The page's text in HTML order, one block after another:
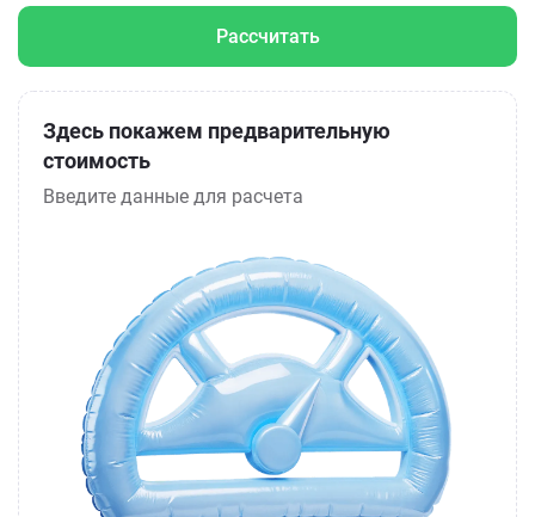
Рассчитать
Здесь покажем предварительную
стоимость
Введите данные для расчета